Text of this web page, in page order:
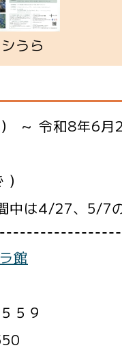
うら
～ 令和8年6月
中は4/27、5/7
館
５９